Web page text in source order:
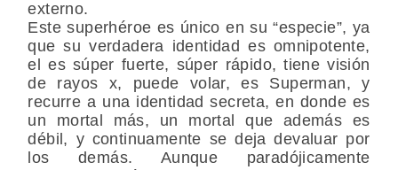
externo.
Este superhéroe es único en su “especie”, ya
que su verdadera identidad es omnipotente,
el es súper fuerte, súper rápido, tiene visión
de rayos x, puede volar, es Superman, y
recurre a una identidad secreta, en donde es
un mortal más, un mortal que además es
débil, y continuamente se deja devaluar por
los demás. Aunque paradójicamente